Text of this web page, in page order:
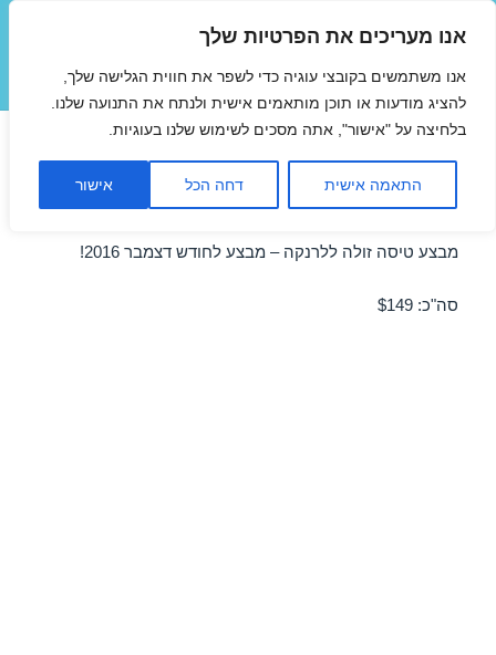
אנו מעריכים את הפרטיות שלך
אנו משתמשים בקובצי עוגיה כדי לשפר את חווית הגלישה שלך,
להציג מודעות או תוכן מותאמים אישית ולנתח את התנועה שלנו.
בלחיצה על "אישור", אתה מסכים לשימוש שלנו בעוגיות.
התאמה אישית דחה הכל אישור
תפריטים
ווידג'טים
טיסות זולות ללרנקה בדצמבר
11/12/2016
מבצע טיסה זולה ללרנקה – מבצע לחודש דצמבר 2016!
סה"כ: $149